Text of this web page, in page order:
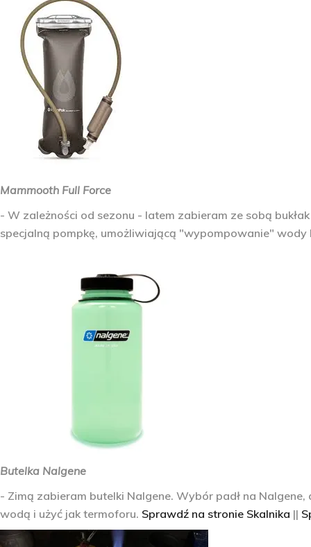
Mammooth Full Force
- W zależności od sezonu - latem zabieram ze sobą
specjalną pompkę, umożliwiającą "wypompowanie"
Butelka Nalgene
- Zimą zabieram butelki Nalgene. Wybór padł na
wodą i użyć jak termoforu. Sprawdź na stronie Skalnika ||